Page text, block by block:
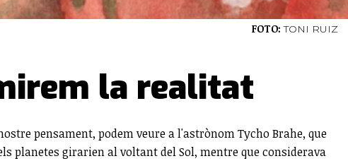
FOTO: TONI RUIZ
la realitat
pensament, podem veure a l'astrònom Tycho Brahe, que
planetes girarien al voltant del Sol, mentre que considerava